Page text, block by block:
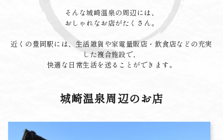
そんな城崎温泉の周辺には、
おしゃれなお店がたくさん。
近くの豊岡駅には、生活雑貨や家電量販店・飲食店などの充実
した複合施設で、
快適な日常生活を送ることができます。
城崎温泉周辺のお店